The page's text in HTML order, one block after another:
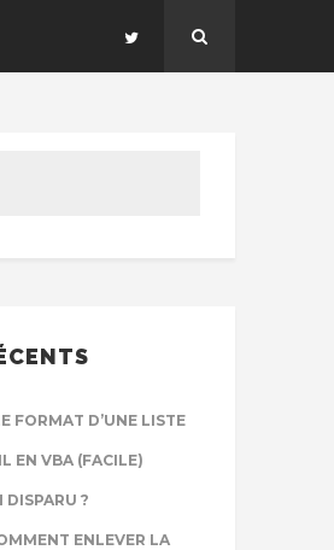
FORMAT D’UNE LISTE
EN VBA (FACILE)
DISPARU ?
ENLEVER LA